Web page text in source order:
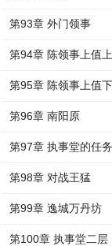
第93章 外门领事
第94章 陈领事上值上
第95章 陈领事上值下
第96章 南阳原
第97章 执事堂的任务
第98章 对战王猛
第99章 逸城万丹坊
第100章 执事堂二层